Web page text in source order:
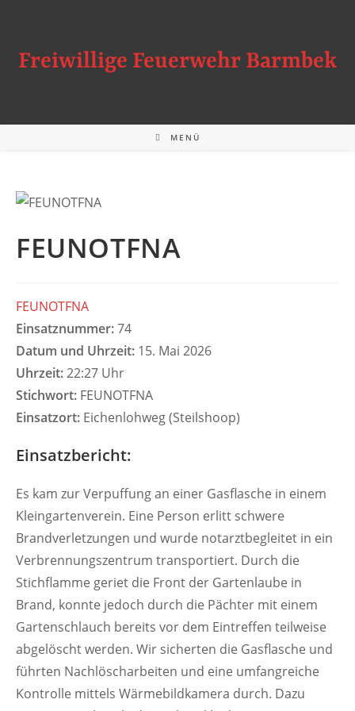
springen
Freiwillige Feuerwehr Barmbek
MENÜ
FEUNOTFNA
FEUNOTFNA
Einsatznummer:74
Datum und Uhrzeit: 15. Mai 2026
Uhrzeit:22:27 Uhr
Stichwort: FEUNOTFNA
Einsatzort: Eichenlohweg (Steilshoop)
Einsatzbericht:
Es kam zur Verpuffung an einer Gasflasche in einem
Kleingartenverein. Eine Person erlitt schwere
Brandverletzungen und wurde notarztbegleitet in ein
Verbrennungszentrum transportiert. Durch die
Stichflamme geriet die Front der Gartenlaube in
Brand, konnte jedoch durch die Pächter mit einem
Gartenschlauch bereits vor dem Eintreffen teilweise
abgelöscht werden. Wir sicherten die Gasflasche und
führten Nachlöscharbeiten und eine umfangreiche
Kontrolle mittels Wärmebildkamera durch. Dazu